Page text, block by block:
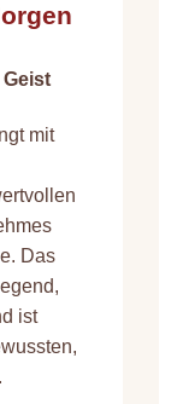
mit
Das
ist